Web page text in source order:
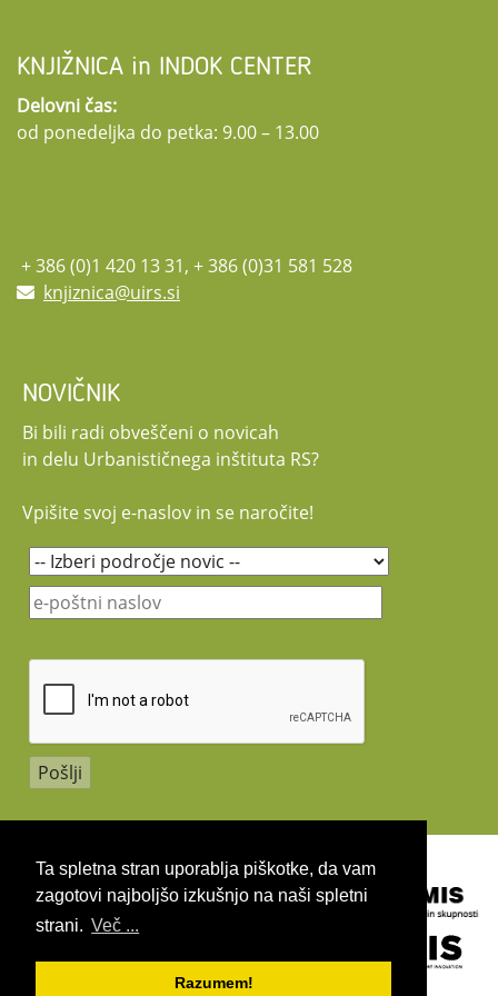
Ta spletna stran uporablja piškotke, da vam
zagotovi najboljšo izkušnjo na naši spletni
strani. Več ...
Razumem!
12:20 – 13:00 Branka Cvijetičanin: Pogled pešca ali kako prostor oblikuje
življenjsko pripoved
13:00 – 13:30 Zaključna razprava
PODROBNEJŠI PROGRAM
Za vse dodatne informacije smo dosegljivi na:trajnostna.dediscina@fa.uni-
lj.si in nahei-transform@zvkds.si.
KNJIŽNICA in INDOK CENTER
Delovni čas:
od ponedeljka do petka: 9.00 – 13.00
+ 386 (0)1 420 13 31, + 386 (0)31 581 528
knjiznica@uirs.si
NOVIČNIK
Bi bili radi obveščeni o novicah
in delu Urbanističnega inštituta RS?
Vpišite svoj e-naslov in se naročite!